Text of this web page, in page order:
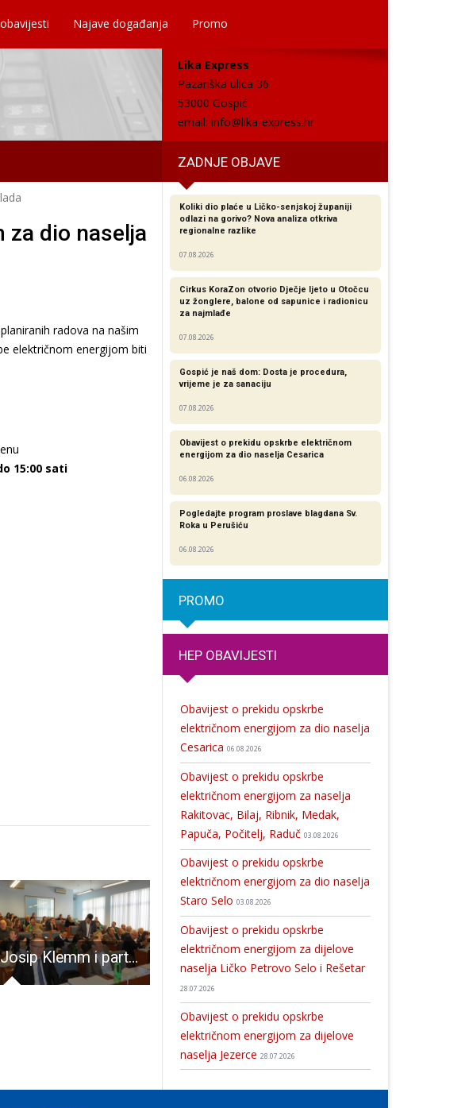
Najave događanja Promo
Lika Express
Pazariška ulica 36
53000 Gospić
email: info@lika-express.hr
ZADNJE OBJAVE
za dio naselja
radova na našim
električnom energijom biti
15:00 sati
Josip Klemm i partneri dobili koncesiju na Zrću Mlada Otočanka Viktorija Dujmović:”Vjerujte u sebe i nikada nemojte odustati”!
Koliki dio plaće u Ličko-senjskoj županiji
odlazi na gorivo? Nova analiza otkriva
regionalne razlike​
07.08.2026
Cirkus KoraZon otvorio Dječje ljeto u Otočcu
uz žonglere, balone od sapunice i radionicu
za najmlađe
07.08.2026
Gospić je naš dom: Dosta je procedura,
vrijeme je za sanaciju
07.08.2026
Obavijest o prekidu opskrbe električnom
energijom za dio naselja Cesarica
06.08.2026
Pogledajte program proslave blagdana Sv.
Roka u Perušiću
06.08.2026
PROMO
HEP OBAVIJESTI
Obavijest o prekidu opskrbe
električnom energijom za dio naselja
Cesarica 06.08.2026
Obavijest o prekidu opskrbe
električnom energijom za naselja
Rakitovac, Bilaj, Ribnik, Medak,
Papuča, Počitelj, Raduč 03.08.2026
Obavijest o prekidu opskrbe
električnom energijom za dio naselja
Staro Selo 03.08.2026
Obavijest o prekidu opskrbe
električnom energijom za dijelove
naselja Ličko Petrovo Selo i Rešetar
28.07.2026
Obavijest o prekidu opskrbe
električnom energijom za dijelove
naselja Jezerce 28.07.2026